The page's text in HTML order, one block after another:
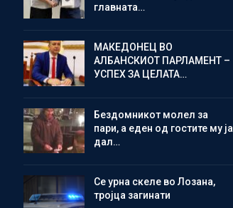
главната…
МАКЕДОНЕЦ ВО
АЛБАНСКИОТ ПАРЛАМЕНТ –
УСПЕХ ЗА ЦЕЛАТА…
Бездомникот молел за
пари, а еден од гостите му ја
дал…
Се урна скеле во Лозана,
тројца загинати